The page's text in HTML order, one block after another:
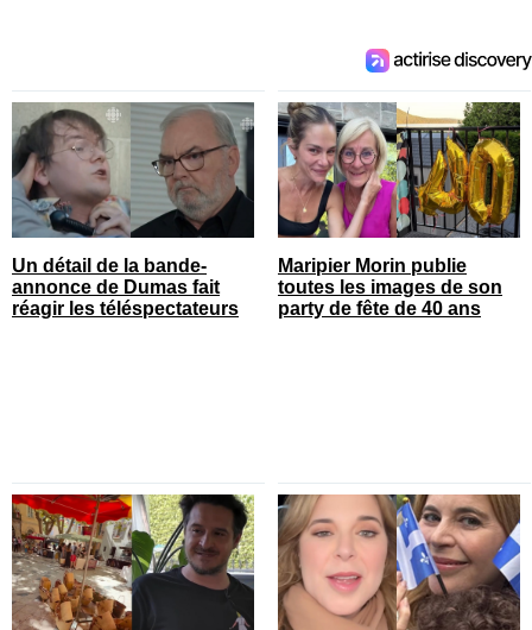
Un détail de la bande-
annonce de Dumas fait
réagir les téléspectateurs
Maripier Morin publie
toutes les images de son
party de fête de 40 ans